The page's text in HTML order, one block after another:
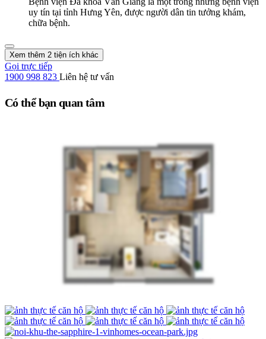
uy tín tại tỉnh Hưng Yên, được người dân tin tưởng khám,
chữa bệnh.
Xem thêm 2 tiện ích khác
Gọi trực tiếp
1900 998 823 Liên hệ tư vấn
Có thể bạn quan tâm